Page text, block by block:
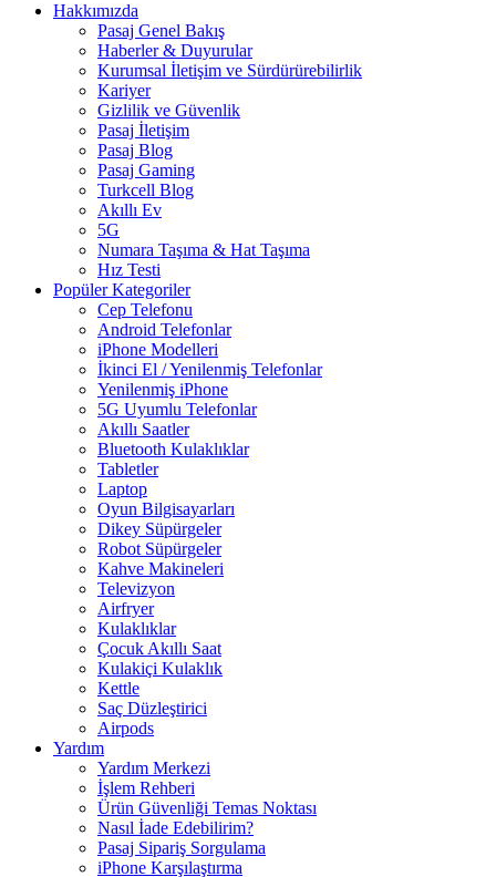
Hakkımızda
Pasaj Genel Bakış
Haberler & Duyurular
Kurumsal İletişim ve Sürdürürebilirlik
Kariyer
Gizlilik ve Güvenlik
Pasaj İletişim
Pasaj Blog
Pasaj Gaming
Turkcell Blog
Akıllı Ev
5G
Numara Taşıma & Hat Taşıma
Hız Testi
Popüler Kategoriler
Cep Telefonu
Android Telefonlar
iPhone Modelleri
İkinci El / Yenilenmiş Telefonlar
Yenilenmiş iPhone
5G Uyumlu Telefonlar
Akıllı Saatler
Bluetooth Kulaklıklar
Tabletler
Laptop
Oyun Bilgisayarları
Dikey Süpürgeler
Robot Süpürgeler
Kahve Makineleri
Televizyon
Airfryer
Kulaklıklar
Çocuk Akıllı Saat
Kulakiçi Kulaklık
Kettle
Saç Düzleştirici
Airpods
Yardım
Yardım Merkezi
İşlem Rehberi
Ürün Güvenliği Temas Noktası
Nasıl İade Edebilirim?
Pasaj Sipariş Sorgulama
iPhone Karşılaştırma